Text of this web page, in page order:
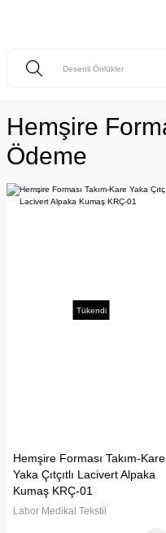
Hemşire
Ödeme
Tükendi
Hemşire Forması Takım-Kare
Yaka Çıtçıtlı Lacivert Alpaka
Kumaş KRÇ-01
Labor Medikal Tekstil